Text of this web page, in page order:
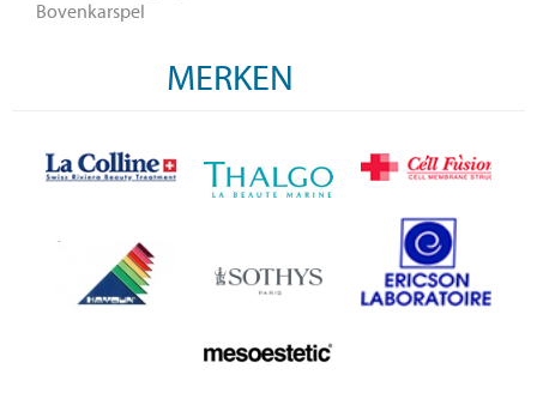
Bovenkarspel
MERKEN